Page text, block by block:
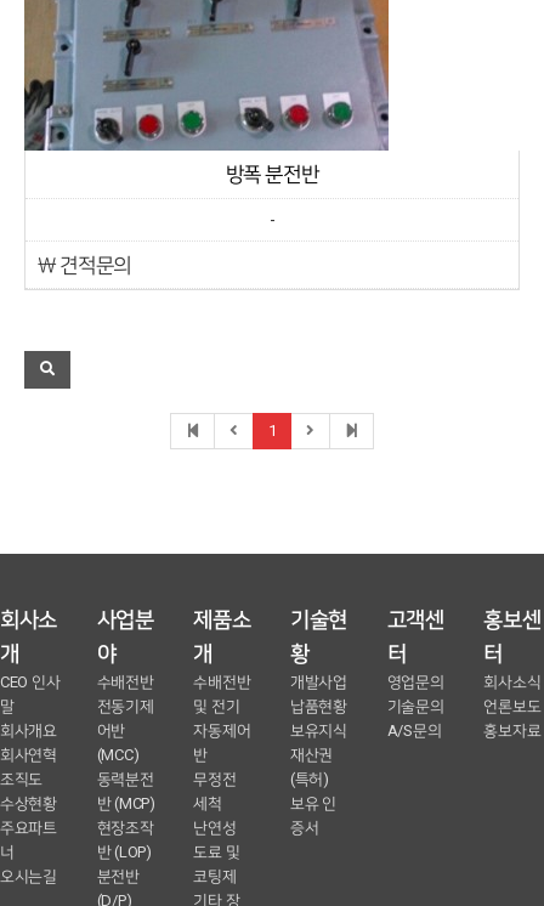
방폭 분전반
-
￦ 견적문의
1
회사소
개
CEO 인사
말
회사개요
회사연혁
조직도
수상현황
주요파트
너
오시는길
사업분
야
수배전반
전동기제
어반
(MCC)
동력분전
반 (MCP)
현장조작
반 (LOP)
분전반
(D/P)
제품소
개
수배전반
및 전기
자동제어
반
무정전
세척
난연성
도료 및
코팅제
기타 장
기술현
황
개발사업
납품현황
보유지식
재산권
(특허)
보유 인
증서
고객센
터
영업문의
기술문의
A/S문의
홍보센
터
회사소식
언론보도
홍보자료